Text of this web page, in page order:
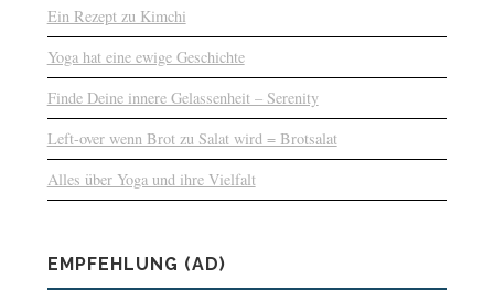
Ein Rezept zu Kimchi
Yoga hat eine ewige Geschichte
Finde Deine innere Gelassenheit – Serenity
Left-over wenn Brot zu Salat wird = Brotsalat
Alles über Yoga und ihre Vielfalt
EMPFEHLUNG (AD)